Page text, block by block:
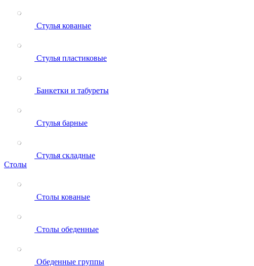
Стулья кованые
Стулья пластиковые
Банкетки и табуреты
Стулья барные
Стулья складные
Столы
Столы кованые
Столы обеденные
Обеденные группы